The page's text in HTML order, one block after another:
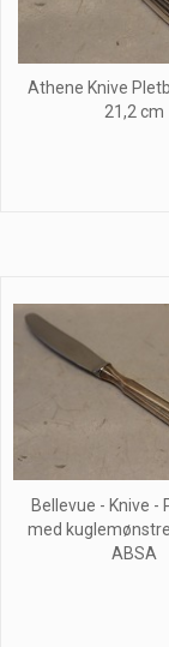
Athene Knive
21,2 cm
Bellevue - Knive -
med
ABSA